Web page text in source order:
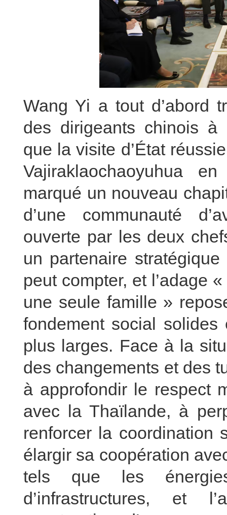
Wang Yi a tout d’abord
des dirigeants chinois à
que la visite d’État
Vajiraklaochaoyuhua
marqué un nouveau
d’une communauté
ouverte par les deux
un partenaire
peut compter, et l’adage
une seule famille »
fondement social
plus larges. Face à la
des changements et des
à approfondir le respect
avec la Thaïlande, à
renforcer la coordination
élargir sa coopération
tels que les
d’infrastructures, et